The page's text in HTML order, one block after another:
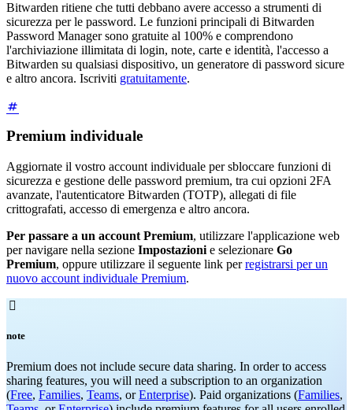
Bitwarden ritiene che tutti debbano avere accesso a strumenti di
sicurezza per le password. Le funzioni principali di Bitwarden
Password Manager sono gratuite al 100% e comprendono
l'archiviazione illimitata di login, note, carte e identità, l'accesso a
Bitwarden su qualsiasi dispositivo, un generatore di password sicure
e altro ancora. Iscriviti gratuitamente.
Premium individuale
Aggiornate il vostro account individuale per sbloccare funzioni di
sicurezza e gestione delle password premium, tra cui opzioni 2FA
avanzate, l'autenticatore Bitwarden (TOTP), allegati di file
crittografati, accesso di emergenza e altro ancora.
Per passare a un account Premium, utilizzare l'applicazione web
per navigare nella sezione Impostazioni e selezionare Go
Premium, oppure utilizzare il seguente link perregistrarsi per un
nuovo account individuale Premium.

note
Premium does not include secure data sharing. In order to access
sharing features, you will need a subscription to an organization
(Free, Families, Teams, orEnterprise). Paid organizations (Families,